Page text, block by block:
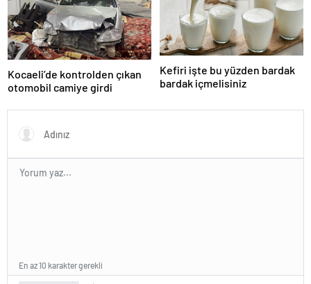
Kocaeli’de kontrolden çıkan
otomobil camiye girdi
Kefiri işte bu yüzden bardak
bardak içmelisiniz
En az 10 karakter gerekli